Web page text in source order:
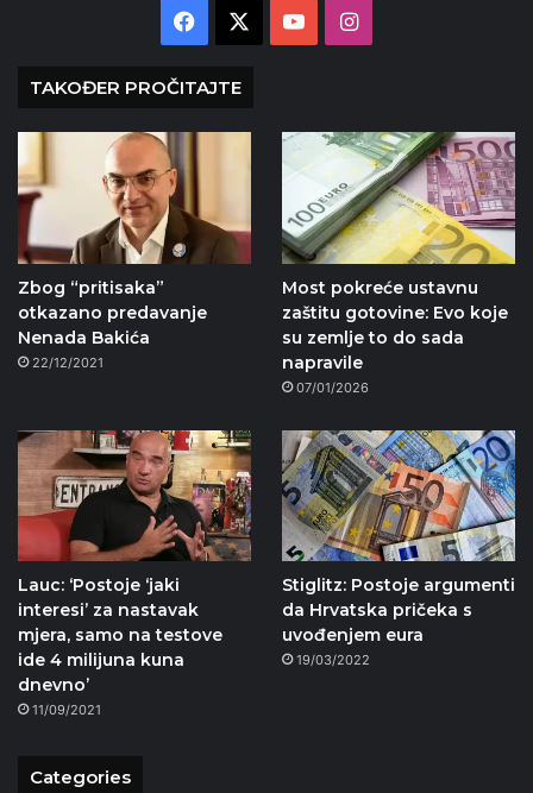
Facebook YouTubeInstagram
TAKOĐER PROČITAJTE
Zbog “pritisaka”
otkazano predavanje
Nenada Bakića
22/12/2021
Most pokreće ustavnu
zaštitu gotovine: Evo koje
su zemlje to do sada
napravile
07/01/2026
Lauc: ‘Postoje ‘jaki
interesi’ za nastavak
mjera, samo na testove
ide 4 milijuna kuna
dnevno’
11/09/2021
Stiglitz: Postoje argumenti
da Hrvatska pričeka s
uvođenjem eura
19/03/2022
Categories